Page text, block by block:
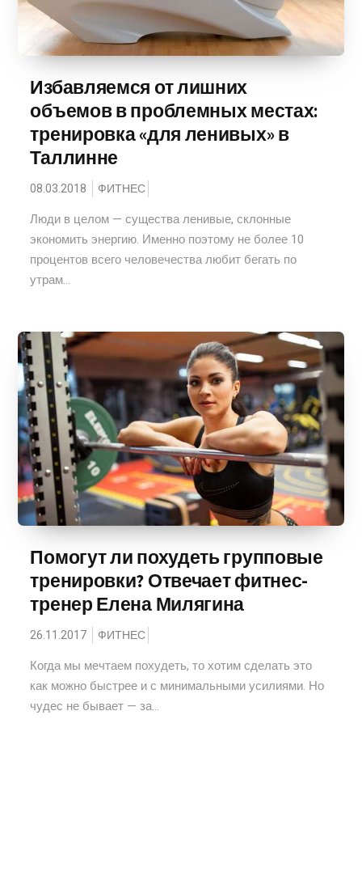
Избавляемся от лишних
объемов в проблемных местах:
тренировка «для ленивых» в
Таллинне
08.03.2018 ФИТНЕС
Люди в целом — существа ленивые, склонные
экономить энергию. Именно поэтому не более 10
процентов всего человечества любит бегать по
утрам...
Помогут ли похудеть групповые
тренировки? Отвечает фитнес-
тренер Елена Милягина
26.11.2017 ФИТНЕС
Когда мы мечтаем похудеть, то хотим сделать это
как можно быстрее и с минимальными усилиями. Но
чудес не бывает — за...